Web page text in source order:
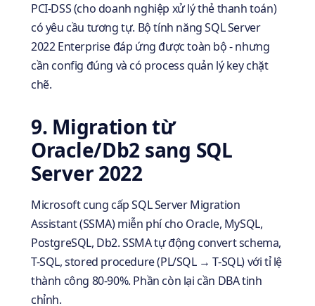
PCI-DSS (cho doanh nghiệp xử lý thẻ thanh toán)
có yêu cầu tương tự. Bộ tính năng SQL Server
2022 Enterprise đáp ứng được toàn bộ - nhưng
cần config đúng và có process quản lý key chặt
chẽ.
9. Migration từ
Oracle/Db2 sang SQL
Server 2022
Microsoft cung cấp SQL Server Migration
Assistant (SSMA) miễn phí cho Oracle, MySQL,
PostgreSQL, Db2. SSMA tự động convert schema,
T-SQL, stored procedure (PL/SQL → T-SQL) với tỉ lệ
thành công 80-90%. Phần còn lại cần DBA tinh
chỉnh.